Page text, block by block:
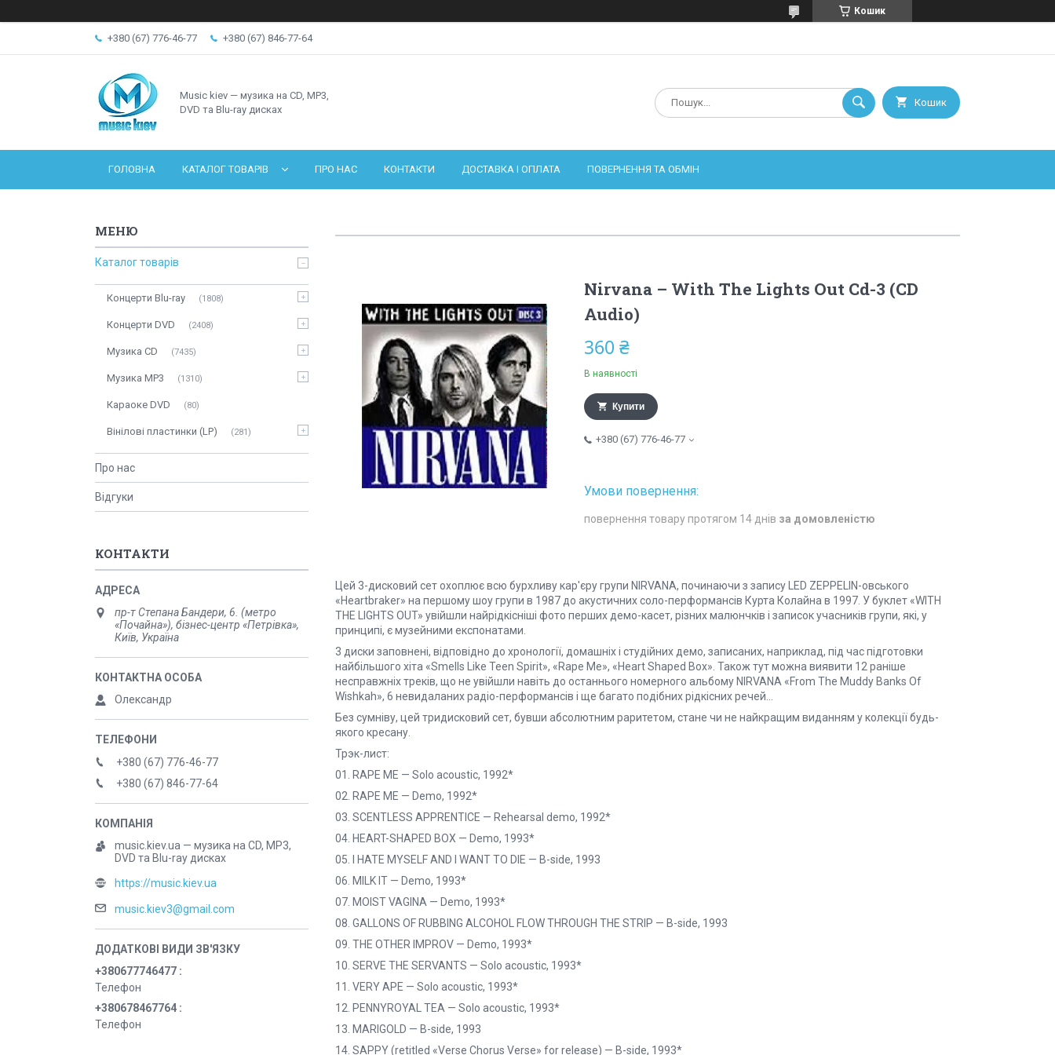
Кошик
+380 (67) 776-46-77 +380 (67) 846-77-64
Music kiev — музика на CD, MP3,
DVD та Blu-ray дисках
Кошик
ГОЛОВНА КАТАЛОГ ТОВАРІВ ПРО НАС КОНТАКТИ ДОСТАВКА І ОПЛАТА ПОВЕРНЕННЯ ТА ОБМІН
Nirvana – With The Lights Out Cd-3 (CD
Audio)
360 ₴
В наявності
Купити
+380 (67) 776-46-77
повернення товару протягом 14 днів за домовленістю
Цей 3-дисковий сет охоплює всю бурхливу кар'єру групи NIRVANA, починаючи з запису LED ZEPPELIN-овського
«Heartbraker» на першому шоу групи в 1987 до акустичних соло-перформансів Курта Колайна в 1997. У буклет «WITH
THE LIGHTS OUT» увійшли найрідкісніші фото перших демо-касет, різних малюнчків і записок учасників групи, які, у
принципі, є музейними експонатами.
3 диски заповнені, відповідно до хронології, домашніх і студійних демо, записаних, наприклад, під час підготовки
найбільшого хіта «Smells Like Teen Spirit», «Rape Me», «Heart Shaped Box». Також тут можна виявити 12 раніше
несправжніх треків, що не увійшли навіть до останнього номерного альбому NIRVANA «From The Muddy Banks Of
Wishkah», 6 невидаланих радіо-перформансів і ще багато подібних рідкісних речей...
Без сумніву, цей тридисковий сет, бувши абсолютним раритетом, стане чи не найкращим виданням у колекції будь-
якого кресану.
Трэк-лист:
01. RAPE ME — Solo acoustic, 1992*
02. RAPE ME — Demo, 1992*
03. SCENTLESS APPRENTICE — Rehearsal demo, 1992*
04. HEART-SHAPED BOX — Demo, 1993*
05. I HATE MYSELF AND I WANT TO DIE — B-side, 1993
06. MILK IT — Demo, 1993*
07. MOIST VAGINA — Demo, 1993*
08. GALLONS OF RUBBING ALCOHOL FLOW THROUGH THE STRIP — B-side, 1993
09. THE OTHER IMPROV — Demo, 1993*
10. SERVE THE SERVANTS — Solo acoustic, 1993*
11. VERY APE — Solo acoustic, 1993*
12. PENNYROYAL TEA — Solo acoustic, 1993*
13. MARIGOLD — B-side, 1993
14. SAPPY (retitled «Verse Chorus Verse» for release) — B-side, 1993*
Каталог товарів
Концерти Blu-ray 1808
Концерти DVD 2408
Музика CD 7435
Музика MP3 1310
Караоке DVD 80
Вінілові пластинки (LP) 281
Про нас
Відгуки
КОНТАКТИ
пр-т Степана Бандери, 6. (метро
«Почайна»), бізнес-центр «Петрівка»,
Київ, Україна
Олександр
+380 (67) 776-46-77
+380 (67) 846-77-64
music.kiev.ua — музика на CD, MP3,
DVD та Blu-ray дисках
https://music.kiev.ua
music.kiev3@gmail.com
+380677746477
Телефон
+380678467764
Телефон